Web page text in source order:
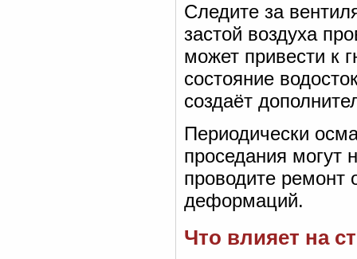
Следите за
застой воздуха
может привести к
состояние
создаёт
Периодически
проседания могут
проводите ремонт
деформаций.
Что влияет на